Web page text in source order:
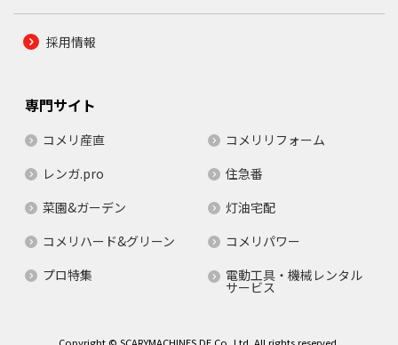
採用情報
専門サイト
コメリ産直
コメリリフォーム
レンガ.pro
住急番
菜園&ガーデン
灯油宅配
コメリハード&グリーン
コメリパワー
プロ特集
電動工具・機械レンタル
サービス